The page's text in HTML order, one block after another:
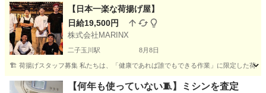
東京 新宿区 建築 スタッフ
【日本一楽な荷揚げ屋】
日給19,500円
株式会社MARINX
二子玉川駅 8月8日
🏗️ 荷揚げスタッフ募集 私たちは、「健康であれば誰でもできる作業」に限定した荷
東京 世田谷区 二子玉川駅 その他 スタッフ
【何年も使っていない🧵】ミシンを査定